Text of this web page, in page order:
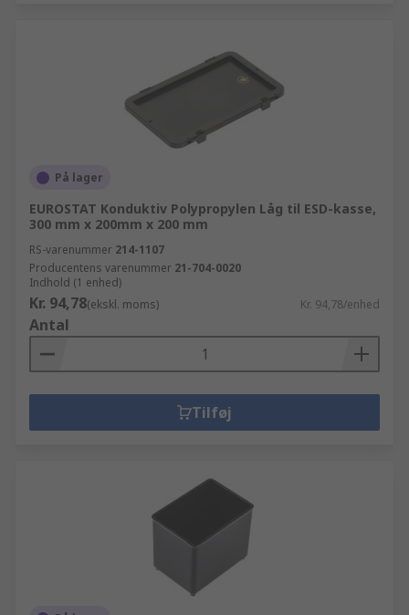
På lager
EUROSTAT Konduktiv Polypropylen Låg til ESD-kasse,
300 mm x 200mm x 200 mm
RS-varenummer 214-1107
Producentens varenummer 21-704-0020
Indhold (1 enhed)
Kr. 94,78(ekskl. moms) Kr. 94,78/enhed
Antal
Tilføj